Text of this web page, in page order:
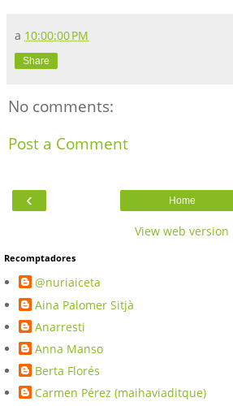
a 10:00:00 PM
Share
No comments:
Post a Comment
‹ Home
View web version
Recomptadores
@nuriaiceta
Aina Palomer Sitjà
Anarresti
Anna Manso
Berta Florés
Carmen Pérez (maihaviaditque)